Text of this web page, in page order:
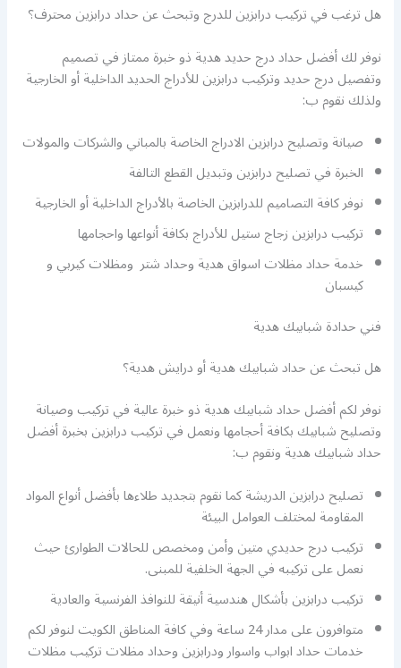
هل ترغب في تركيب درابزين للدرج وتبحث عن حداد درابزين محترف؟
نوفر لك أفضل حداد درج حديد هدية ذو خبرة ممتاز في تصميم
وتفصيل درج حديد وتركيب درابزين للأدراج الحديد الداخلية أو الخارجية
ولذلك نقوم ب:
صيانة وتصليح درابزين الادراج الخاصة بالمباني والشركات والمولات
الخبرة في تصليح درابزين وتبديل القطع التالفة
نوفر كافة التصاميم للدرابزين الخاصة بالأدراج الداخلية أو الخارجية
تركيب درابزين زجاج ستيل للأدراج بكافة أنواعها واحجامها
خدمة حداد مظلات اسواق هدية وحداد شتر ومظلات كيربي و
كيسبان
فني حدادة شبابيك هدية
هل تبحث عن حداد شبابيك هدية أو درايش هدية؟
نوفر لكم أفضل حداد شبابيك هدية ذو خبرة عالية في تركيب وصيانة
وتصليح شبابيك بكافة أحجامها ونعمل في تركيب درابزين بخبرة أفضل
حداد شبابيك هدية ونقوم ب:
تصليح درابزين الدريشة كما نقوم بتجديد طلاءها بأفضل أنواع المواد
المقاومة لمختلف العوامل البيئة
تركيب درج حديدي متين وأمن ومخصص للحالات الطوارئ حيث
نعمل على تركيبه في الجهة الخلفية للمبنى.
تركيب درابزين بأشكال هندسية أنيقة للنوافذ الفرنسية والعادية
متوافرون على مدار 24 ساعة وفي كافة المناطق الكويت لنوفر لكم
خدمات حداد ابواب واسوار ودرابزين وحداد مظلات تركيب مظلات